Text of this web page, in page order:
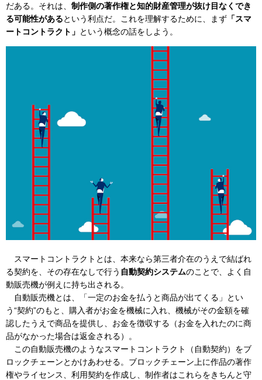
だある。それは、 制作側の著作権と知的財産管理が抜け目なくでき
る可能性があるという利点だ。これを理解するために、まず 「スマ
ートコントラクト」 という概念の話をしよう。
スマートコントラクトとは、本来なら第三者介在のうえで結ばれ
る契約を、その存在なしで行う 自動契約システムのことで、よく自
動販売機が例えに持ち出される。
自動販売機とは、「一定のお金を払うと商品が出てくる」とい
う“契約”のもと、購入者がお金を機械に入れ、機械がその金額を確
認したうえで商品を提供し、お金を徴収する（お金を入れたのに商
品がなかった場合は返金される）。
この自動販売機のようなスマートコントラクト（自動契約）をブ
ロックチェーンとかけあわせる。ブロックチェーン上に作品の著作
権やライセンス、利用契約を作成し、制作者はこれらをきちんと守